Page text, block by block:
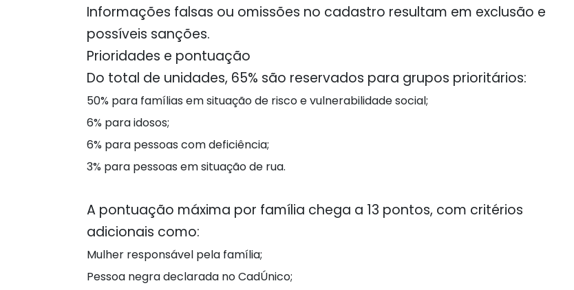
Informações falsas ou omissões no cadastro resultam em exclusão e
possíveis sanções.
Prioridades e pontuação
Do total de unidades, 65% são reservados para grupos prioritários:
50% para famílias em situação de risco e vulnerabilidade social;
6% para idosos;
6% para pessoas com deficiência;
3% para pessoas em situação de rua.
A pontuação máxima por família chega a 13 pontos, com critérios
adicionais como:
Mulher responsável pela família;
Pessoa negra declarada no CadÚnico;